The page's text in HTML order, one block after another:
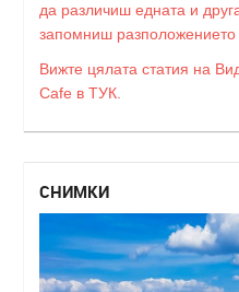
да различиш едната и
запомниш
Вижте цялата статия на
Cafe в ТУК.
СНИМКИ